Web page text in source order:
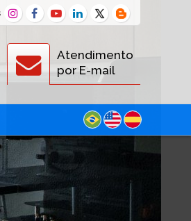
Atendimento
por E-mail